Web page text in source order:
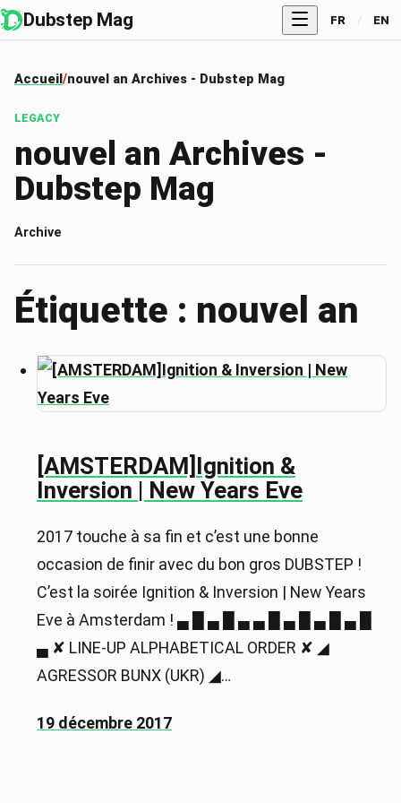
Dubstep Mag FR / EN
Accueil nouvel an Archives - Dubstep Mag
LEGACY
nouvel an Archives -
Dubstep Mag
Archive
Étiquette : nouvel an
[AMSTERDAM]Ignition &
Inversion | New Years Eve
2017 touche à sa fin et c’est une bonne
occasion de finir avec du bon gros DUBSTEP !
C’est la soirée Ignition & Inversion | New Years
Eve à Amsterdam ! ▄ █ ▄ █ ▄ ▄ █ ▄ █ ▄ █ ▄ █
▄ ✘ LINE-UP ALPHABETICAL ORDER ✘ ◢
AGRESSOR BUNX (UKR) ◢…
19 décembre 2017